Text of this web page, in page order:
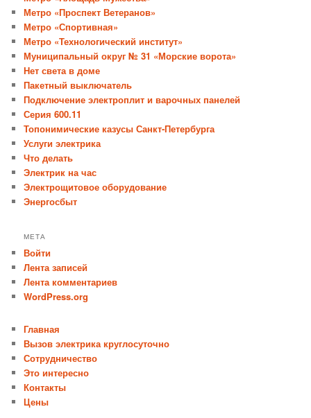
Метро «Проспект Ветеранов»
Метро «Спортивная»
Метро «Технологический институт»
Муниципальный округ № 31 «Морские ворота»
Нет света в доме
Пакетный выключатель
Подключение электроплит и варочных панелей
Серия 600.11
Топонимические казусы Санкт-Петербурга
Услуги электрика
Что делать
Электрик на час
Электрощитовое оборудование
Энергосбыт
МЕТА
Войти
Лента записей
Лента комментариев
WordPress.org
Главная
Вызов электрика круглосуточно
Сотрудничество
Это интересно
Контакты
Цены